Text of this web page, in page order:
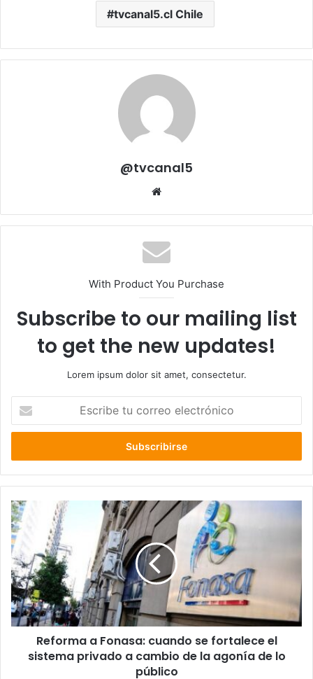
tvcanal5.cl Chile
@tvcanal5
With Product You Purchase
Subscribe to our mailing list
to get the new updates!
Lorem ipsum dolor sit amet, consectetur.
correo
Reforma
a
Fonasa:
cuando
se
fortalece
el
sistema
privado
cambio
Reforma a Fonasa: cuando se fortalece el
sistema privado a cambio de la agonía de lo
público